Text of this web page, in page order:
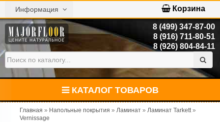
Информация Корзина
8 (499) 347-87-00
8 (916) 711-80-51
8 (926) 804-84-11
КАТАЛОГ ТОВАРОВ
Главная » Напольные покрытия » Ламинат » Ламинат Tarkett»
Vernissage